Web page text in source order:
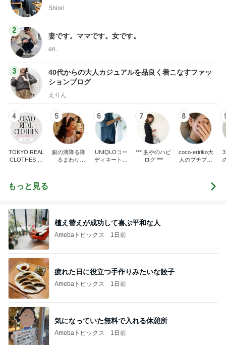
Shiori
2
妻です。ママです。女です。
eri.
3
40代からの大人カジュアルを品良く着こなすファッ
ションブログ
えりん
4
TOKYO REAL
CLOTHES 大
5
銀の滴降る降
るまわり
6
UNIQLOコー
ディネート日
7
*** あやのハピ
ログ ***
8
coco-eririko大
人のプチプラ
もっと見る
植え替えが成功して喜ぶ平和な人
Amebaトピックス 1日前
疲れた日に役立つ手作りみたいな餃子
Amebaトピックス 1日前
気になっていた無料で入れる休憩所
Amebaトピックス 1日前